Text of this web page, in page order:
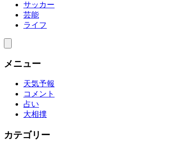
サッカー
芸能
ライフ
メニュー
天気予報
コメント
占い
大相撲
カテゴリー